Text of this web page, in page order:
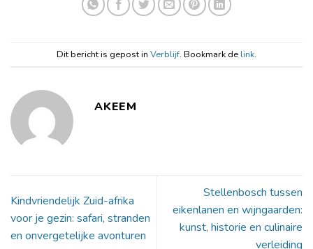
Dit bericht is gepost in Verblijf. Bookmark delink.
AKEEM
Kindvriendelijk Zuid-afrika
voor je gezin: safari, stranden
en onvergetelijke avonturen
Stellenbosch tussen
eikenlanen en wijngaarden:
kunst, historie en culinaire
verleiding